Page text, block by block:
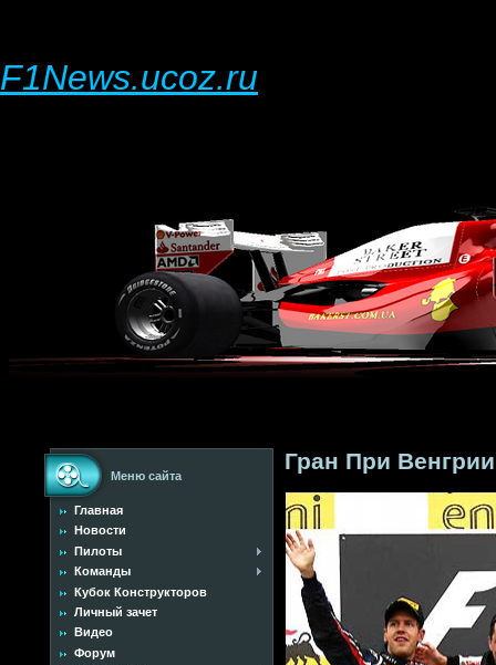
F1News.ucoz.ru
Меню сайта
Главная
Новости
Пилоты
Команды
Кубок Конструкторов
Личный зачет
Видео
Форум
Гран При